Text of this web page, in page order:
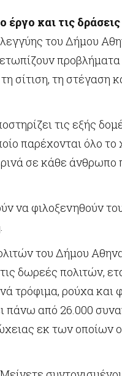
και τις
του Δήμου
σίτιση, τη στέγαση
τις εξής
παρέχονται όλο το
σε κάθε άνθρωπο
να φιλοξενηθούν
του Δήμου
δωρεές πολιτών,
τρόφιμα, ρούχα και
πάνω από 26.000
εκ των οποίων